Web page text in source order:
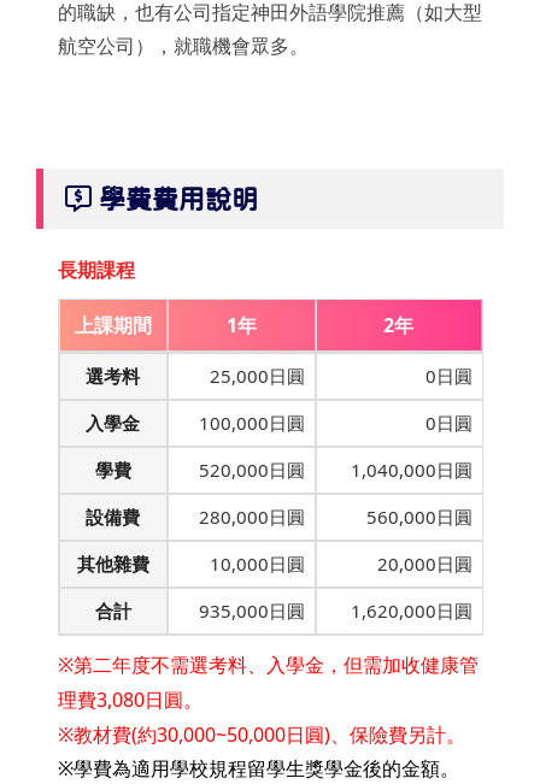
的職缺，也有公司指定神田外語學院推薦（如大型
航空公司），就職機會眾多。
學費費用說明
長期課程
上課期間 1年 2年
選考料 25,000日圓
0日圓
入學金
100,000日圓
0日圓
學費
520,000日圓
1,040,000日圓
設備費
280,000日圓
560,000日圓
其他雜費
10,000日圓
20,000日圓
合計
935,000日圓 1,620,000日圓
※第二年度不需選考料、入學金，但需加收健康管
理費3,080日圓。
※教材費(約30,000~50,000日圓)、保險費另計。
※學費為適用學校規程留學生獎學金後的金額。